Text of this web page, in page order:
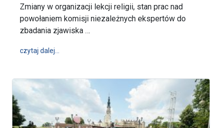
Zmiany w organizacji lekcji religii, stan prac nad
powołaniem komisji niezależnych ekspertów do
zbadania zjawiska …
czytaj dalej…